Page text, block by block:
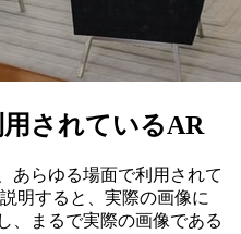
されているAR
あらゆる場面で利用されて
明すると、実際の画像に
、まるで実際の画像である